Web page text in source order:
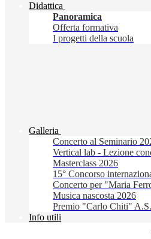
Didattica
Panoramica
Offerta formativa
I progetti della scuola
Galleria
Concerto al Seminario
Vertical lab - Lezione
Masterclass 2026
15° Concorso
Concerto per "Maria
Musica nascosta 2026
Premio "Carlo Chiti"
Info utili